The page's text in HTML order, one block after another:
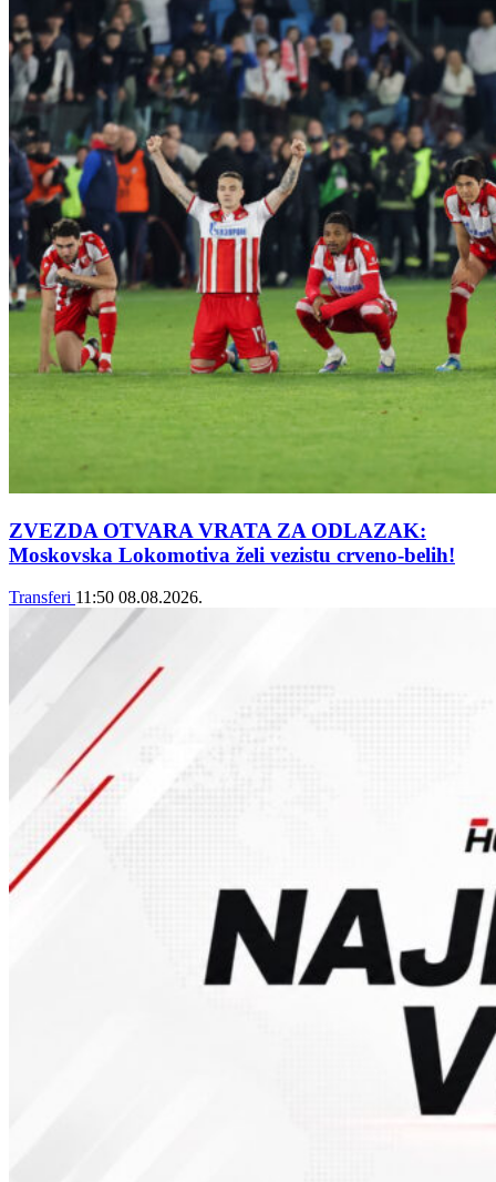
ZVEZDA OTVARA VRATA ZA ODLAZAK:
Moskovska Lokomotiva želi vezistu crveno-belih!
Transferi 11:50 08.08.2026.